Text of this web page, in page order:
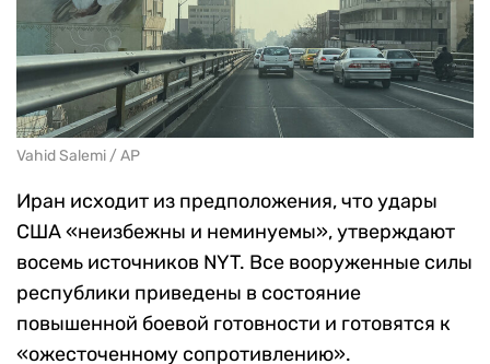
Vahid Salemi / AP
Иран исходит из предположения, что удары
США «неизбежны и неминуемы», утверждают
восемь источников NYT. Все вооруженные силы
республики приведены в состояние
повышенной боевой готовности и готовятся к
«ожесточенному сопротивлению».